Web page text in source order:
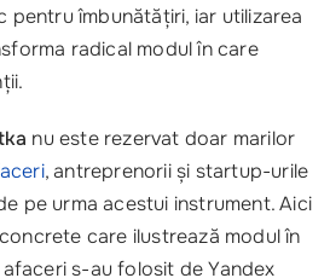
pentru îmbunătățiri, iar utilizarea
radical modul în care
nu este rezervat doar marilor
, antreprenorii și startup-urile
pe urma acestui instrument. Aici
care ilustrează modul în
s-au folosit de Yandex